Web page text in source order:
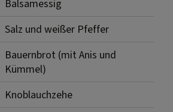
Balsamessig
Salz und weißer Pfeffer
Bauernbrot (mit Anis und
Kümmel)
Knoblauchzehe